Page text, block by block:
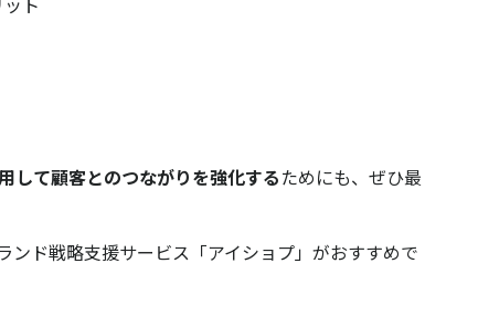
ト
して顧客とのつながりを強化するためにも、ぜひ最
ンド戦略支援サービス「アイショプ」がおすすめで